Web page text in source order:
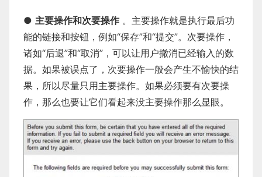
● 主要操作和次要操作 。主要操作就是执行最后功
能的链接和按钮，例如“保存”和“提交”。次要操作，
诸如“后退”和“取消”，可以让用户撤消已经输入的数
据。如果被误点了，次要操作一般会产生不愉快的结
果，所以尽量只用主要操作。如果必须要有次要操
作，那么也要让它们看起来没主要操作那么显眼。